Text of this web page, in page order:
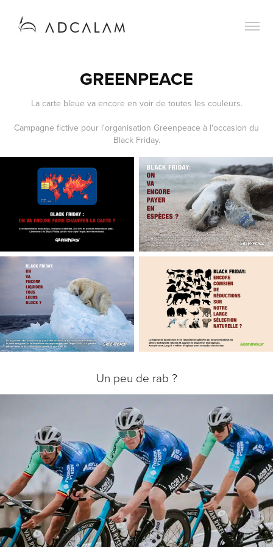
GREENPEACE
La carte bleue va encore en voir de toutes les couleurs.
Campagne fictive pour l'organisation Greenpeace à l'occasion du
Black Friday.
Un peu de rab ?
ARMAND THIERY x AG2R LA MONDIALE
2025